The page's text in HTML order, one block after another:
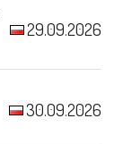
29.09.2026
30.09.2026